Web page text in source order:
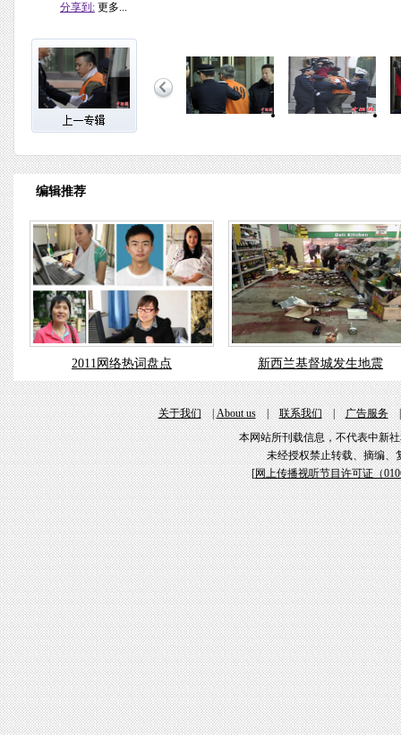
分享到: 更多...
编辑推荐
2011网络热词盘点 新西兰基督城发生地震
关于我们|About us|联系我们|广告服务
本网站所刊载信息，不代表中新
未经授权禁止转载、摘编、
[网上传播视听节目许可证（